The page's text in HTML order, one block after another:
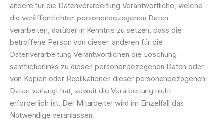
andere für die Datenverarbeitung Verantwortliche, welche
die veröffentlichten personenbezogenen Daten
verarbeiten, darüber in Kenntnis zu setzen, dass die
betroffene Person von diesen anderen für die
Datenverarbeitung Verantwortlichen die Löschung
sämtlicherlinks zu diesen personenbezogenen Daten oder
von Kopien oder Replikationen dieser personenbezogenen
Daten verlangt hat, soweit die Verarbeitung nicht
erforderlich ist. Der Mitarbeiter wird im Einzelfall das
Notwendige veranlassen.